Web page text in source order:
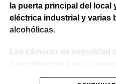
la puerta principal del
eléctrica industrial y varias
alcohólicas.
Las cámaras de seguridad
análisis de las imágenes,los